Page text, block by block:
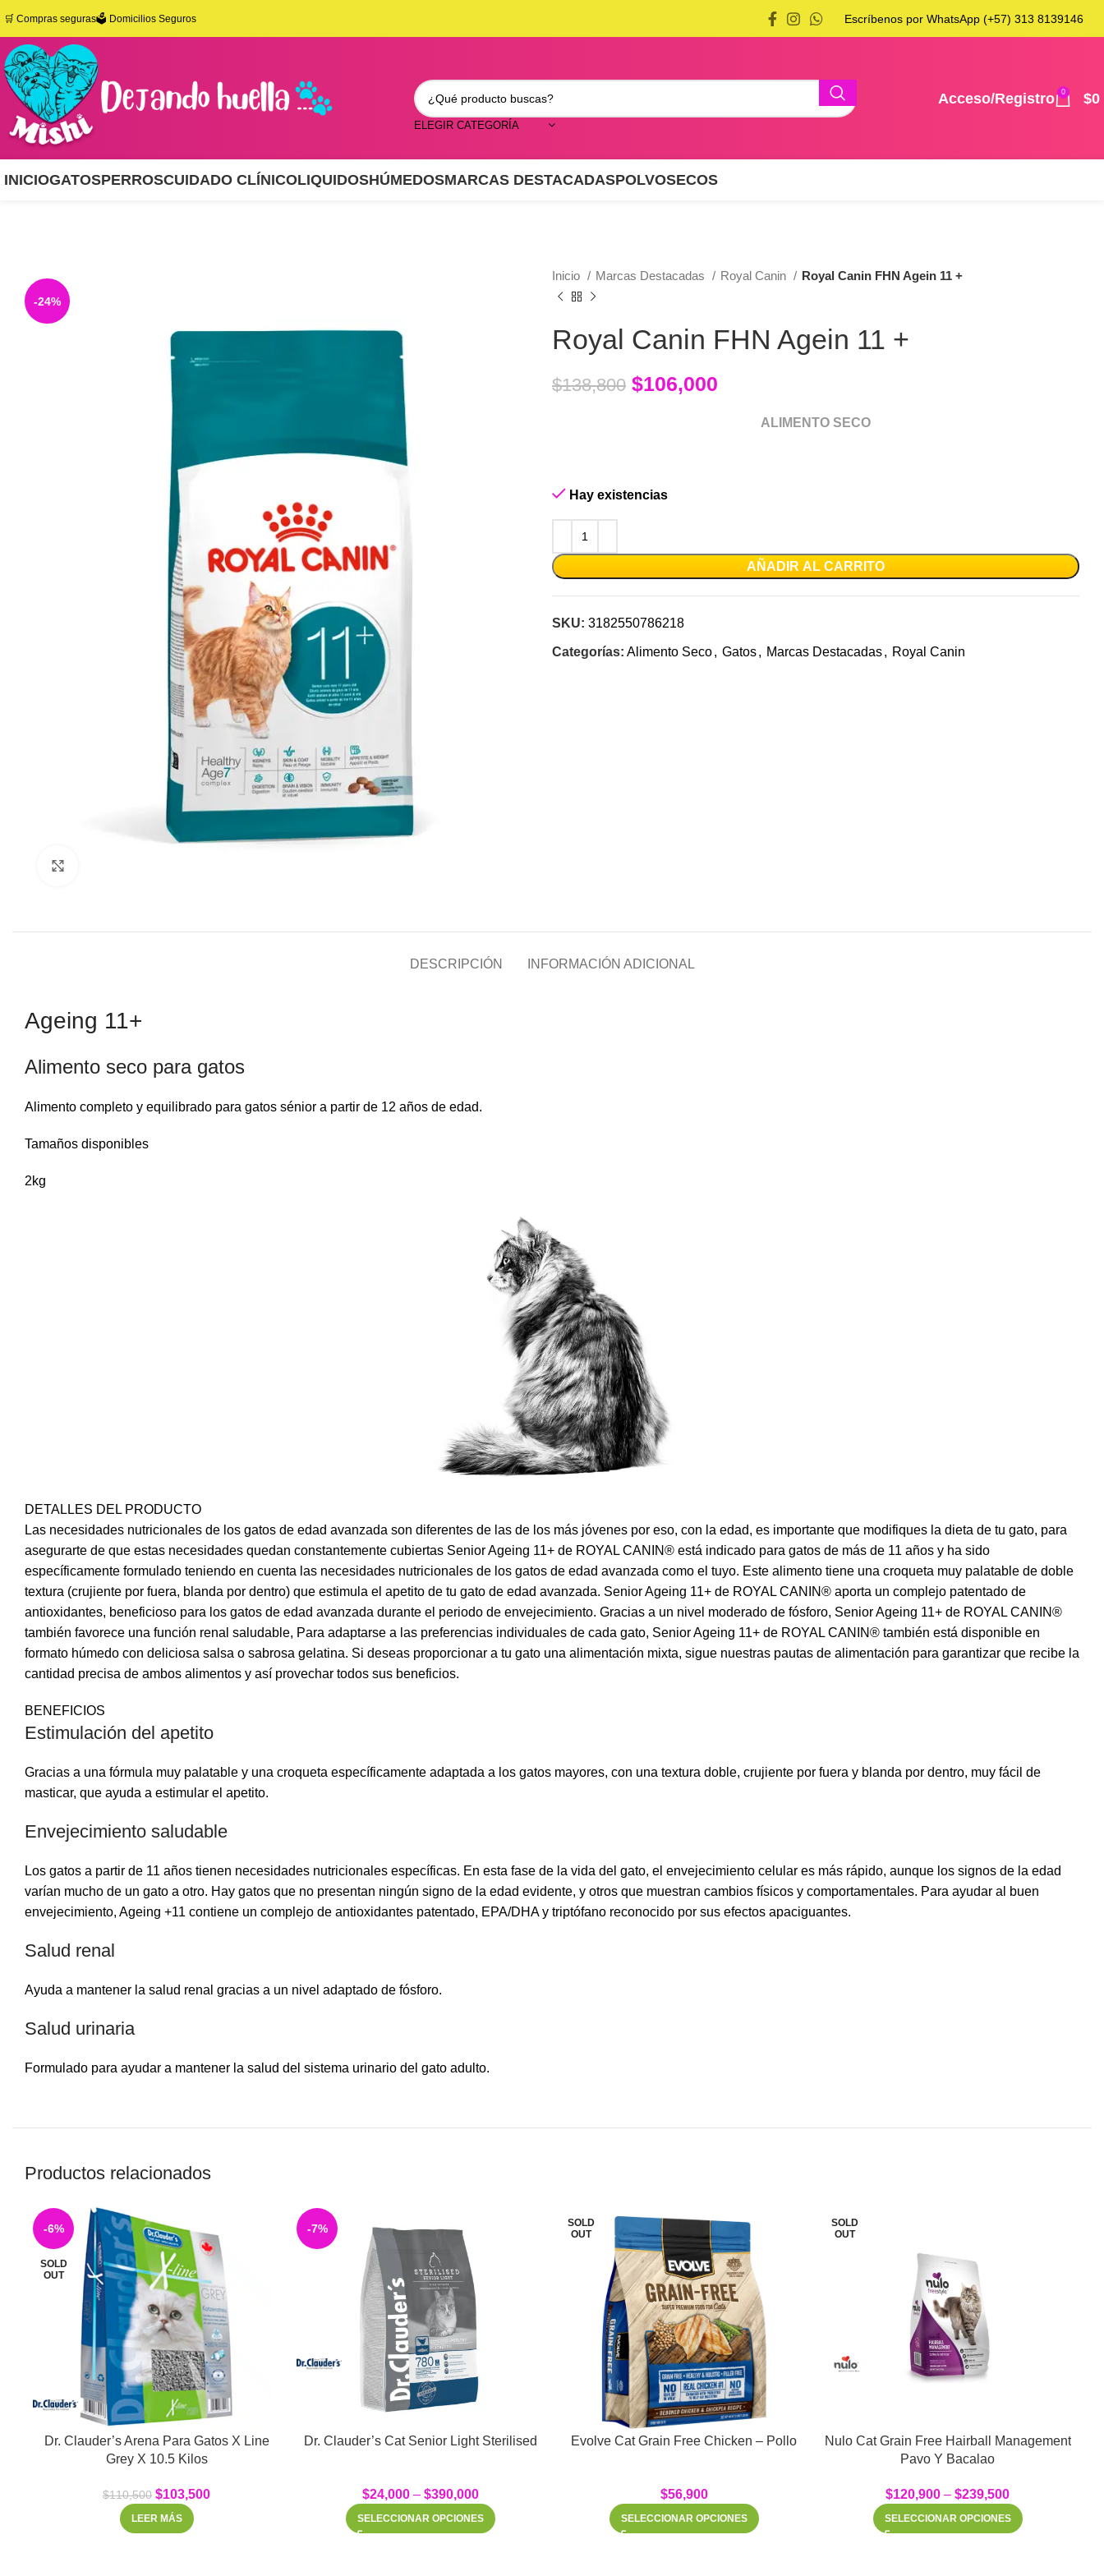
🛒 Compras seguras🗳️ Domicilios Seguros Escríbenos por WhatsApp (+57) 313 8139146
ELEGIR CATEGORÍA
Acceso/Registro 0 $0
INICIOGATOSPERROSCUIDADO CLÍNICOLIQUIDOSHÚMEDOSMARCAS DESTACADASPOLVOSECOS
-24%
Inicio Marcas Destacadas Royal Canin Royal Canin FHN Agein 11 +
Royal Canin FHN Agein 11 +
$138,800 $106,000
ALIMENTO SECO
Hay existencias
AÑADIR AL CARRITO
SKU: 3182550786218
Categorías: Alimento Seco, Gatos, Marcas Destacadas, Royal Canin
DESCRIPCIÓN INFORMACIÓN ADICIONAL
Ageing 11+
Alimento seco para gatos
Alimento completo y equilibrado para gatos sénior a partir de 12 años de edad.
Tamaños disponibles
2kg
DETALLES DEL PRODUCTO
Las necesidades nutricionales de los gatos de edad avanzada son diferentes de las de los más jóvenes por eso, con la edad, es importante que modifiques la dieta de tu gato, para
asegurarte de que estas necesidades quedan constantemente cubiertas Senior Ageing 11+ de ROYAL CANIN® está indicado para gatos de más de 11 años y ha sido
específicamente formulado teniendo en cuenta las necesidades nutricionales de los gatos de edad avanzada como el tuyo. Este alimento tiene una croqueta muy palatable de doble
textura (crujiente por fuera, blanda por dentro) que estimula el apetito de tu gato de edad avanzada. Senior Ageing 11+ de ROYAL CANIN® aporta un complejo patentado de
antioxidantes, beneficioso para los gatos de edad avanzada durante el periodo de envejecimiento. Gracias a un nivel moderado de fósforo, Senior Ageing 11+ de ROYAL CANIN®
también favorece una función renal saludable, Para adaptarse a las preferencias individuales de cada gato, Senior Ageing 11+ de ROYAL CANIN® también está disponible en
formato húmedo con deliciosa salsa o sabrosa gelatina. Si deseas proporcionar a tu gato una alimentación mixta, sigue nuestras pautas de alimentación para garantizar que recibe la
cantidad precisa de ambos alimentos y así provechar todos sus beneficios.
BENEFICIOS
Estimulación del apetito
Gracias a una fórmula muy palatable y una croqueta específicamente adaptada a los gatos mayores, con una textura doble, crujiente por fuera y blanda por dentro, muy fácil de
masticar, que ayuda a estimular el apetito.
Envejecimiento saludable
Los gatos a partir de 11 años tienen necesidades nutricionales específicas. En esta fase de la vida del gato, el envejecimiento celular es más rápido, aunque los signos de la edad
varían mucho de un gato a otro. Hay gatos que no presentan ningún signo de la edad evidente, y otros que muestran cambios físicos y comportamentales. Para ayudar al buen
envejecimiento, Ageing +11 contiene un complejo de antioxidantes patentado, EPA/DHA y triptófano reconocido por sus efectos apaciguantes.
Salud renal
Ayuda a mantener la salud renal gracias a un nivel adaptado de fósforo.
Salud urinaria
Formulado para ayudar a mantener la salud del sistema urinario del gato adulto.
Productos relacionados
-6%
SOLD
OUT
Dr. Clauder’s Arena Para Gatos X Line
Grey X 10.5 Kilos
$110,500 $103,500
LEER MÁS
-7%
Dr. Clauder’s Cat Senior Light Sterilised
$24,000– $390,000
SELECCIONAR OPCIONES
SOLD
OUT
Evolve Cat Grain Free Chicken – Pollo
$56,900
SELECCIONAR OPCIONES
SOLD
OUT
Nulo Cat Grain Free Hairball Management
Pavo Y Bacalao
$120,900 – $239,500
SELECCIONAR OPCIONES